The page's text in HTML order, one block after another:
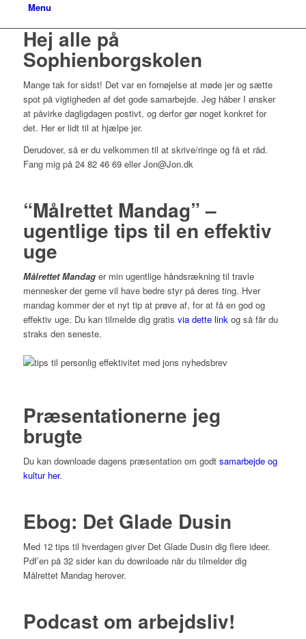
Menu
Hej alle på
Sophienborgskolen
Mange tak for sidst! Det var en fornøjelse at møde jer og sætte
spot på vigtigheden af det gode samarbejde. Jeg håber I ønsker
at påvirke dagligdagen postivt, og derfor gør noget konkret for
det. Her er lidt til at hjælpe jer.
Derudover, så er du velkommen til at skrive/ringe og få et råd.
Fang mig på 24 82 46 69 eller Jon@Jon.dk
“Målrettet Mandag” –
ugentlige tips til en effektiv
uge
Målrettet Mandager min ugentlige håndsrækning til travle
mennesker der gerne vil have bedre styr på deres ting. Hver
mandag kommer der et nyt tip at prøve af, for at få en god og
effektiv uge. Du kan tilmelde dig gratis via dette linkog så får du
straks den seneste.
Præsentationerne jeg
brugte
Du kan downloade dagens præsentation om godt samarbejde og
kultur her.
Ebog: Det Glade Dusin
Med 12 tips til hverdagen giver Det Glade Dusin dig flere ideer.
Pdf’en på 32 sider kan du downloade når du tilmelder dig
Målrettet Mandag herover.
Podcast om arbejdsliv!